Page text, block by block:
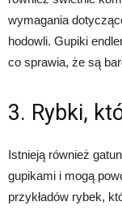
wymagania
hodowli. Gupiki
co sprawia, że są
3. Rybki,
Istnieją również
gupikami i mogą
przykładów rybek,